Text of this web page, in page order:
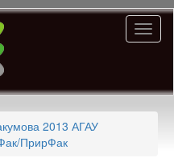
2013 АГАУ
ПрирФак